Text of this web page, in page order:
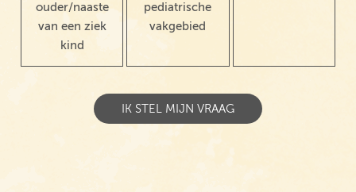
ouder/naaste
van een ziek
kind
pediatrische
vakgebied